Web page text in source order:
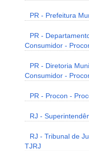
PR - Prefeitura
PR -
Consumidor -
PR - Diretoria
Consumidor -
PR - Procon -
RJ -
RJ - Tribunal de
TJRJ